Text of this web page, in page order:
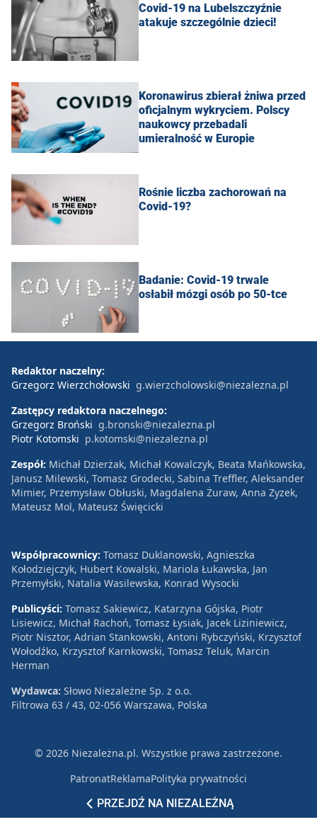
Covid-19 na Lubelszczyźnie
atakuje szczególnie dzieci!
Koronawirus zbierał żniwa przed
oficjalnym wykryciem. Polscy
naukowcy przebadali
umieralność w Europie
Rośnie liczba zachorowań na
Covid-19?
Badanie: Covid-19 trwale
osłabił mózgi osób po 50-tce
PRZEJDŹ NA NIEZALEŻNĄ
Redaktor naczelny:
Grzegorz Wierzchołowski g.wierzcholowski@niezalezna.pl
Zastępcy redaktora naczelnego:
Grzegorz Broński g.bronski@niezalezna.pl
Piotr Kotomski p.kotomski@niezalezna.pl
Zespół: Michał Dzierżak, Michał Kowalczyk, Beata Mańkowska,
Janusz Milewski, Tomasz Grodecki, Sabina Treffler, Aleksander
Mimier, Przemysław Obłuski, Magdalena Żuraw, Anna Zyzek,
Mateusz Mol, Mateusz Święcicki
Współpracownicy: Tomasz Duklanowski, Agnieszka
Kołodziejczyk, Hubert Kowalski, Mariola Łukawska, Jan
Przemyłski, Natalia Wasilewska, Konrad Wysocki
Publicyści: Tomasz Sakiewicz, Katarzyna Gójska, Piotr
Lisiewicz, Michał Rachoń, Tomasz Łysiak, Jacek Liziniewicz,
Piotr Nisztor, Adrian Stankowski, Antoni Rybczyński, Krzysztof
Wołodźko, Krzysztof Karnkowski, Tomasz Teluk, Marcin
Herman
Wydawca: Słowo Niezależne Sp. z o.o.
Filtrowa 63 / 43, 02-056 Warszawa, Polska
© 2026 Niezależna.pl. Wszystkie prawa zastrzeżone.
PatronatReklamaPolityka prywatności